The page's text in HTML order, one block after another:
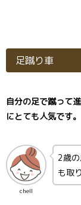
足蹴り車
自分の足で蹴って
にとても人気です。
chell
2歳
も取